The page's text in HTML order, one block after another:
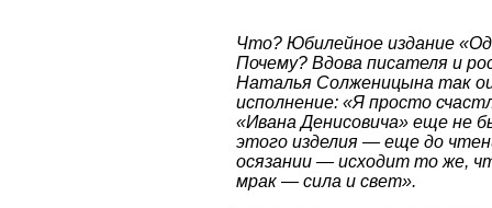
Что? Юбилейное издание
Почему? Вдова писателя и
Наталья Солженицына так
исполнение: «Я просто
«Ивана Денисовича» еще не
этого изделия — еще до
осязании — исходит то же,
мрак — сила и свет».